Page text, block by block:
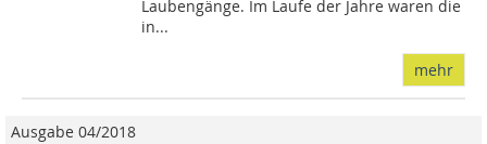
Laubengänge. Im Laufe der Jahre waren die
in...
mehr
Ausgabe 04/2018